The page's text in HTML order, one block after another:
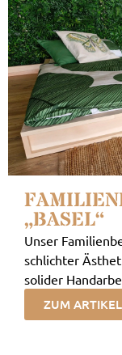
„BASEL“
Unser
schlichter
solider
ZUM ARTIKEL